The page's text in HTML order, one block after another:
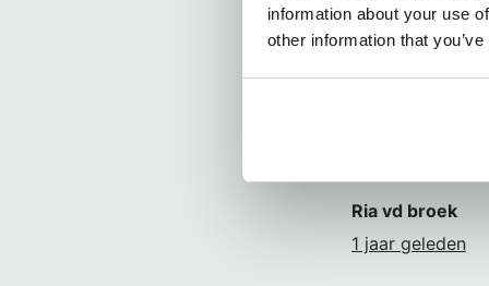
information about your use
other information that
Tante Ann
1 jaar geleden
Ria vd broek
1 jaar geleden